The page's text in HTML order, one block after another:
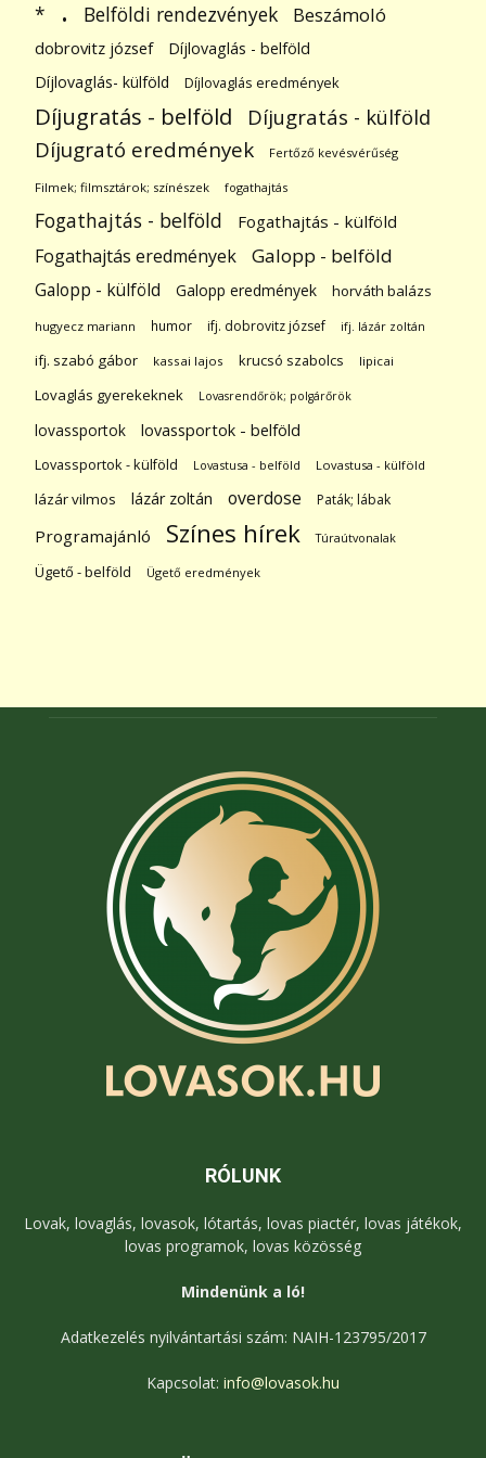
* . Belföldi rendezvények Beszámoló
dobrovitz józsef
Díjlovaglás - belföld
Díjlovaglás- külföld
Díjlovaglás eredmények
Díjugratás - belföld Díjugratás - külföld
Díjugrató eredmények Fertőző kevésvérűség
Filmek; filmsztárok; színészek fogathajtás
Fogathajtás - belföld Fogathajtás - külföld
Fogathajtás eredmények Galopp - belföld
Galopp - külföld Galopp eredmények horváth balázs
hugyecz mariann humor ifj. dobrovitz józsef ifj. lázár zoltán
ifj. szabó gábor kassai lajos krucsó szabolcs lipicai
Lovaglás gyerekeknek Lovasrendőrök; polgárőrök
lovassportok lovassportok - belföld
Lovassportok - külföld Lovastusa - belföld Lovastusa - külföld
lázár vilmos lázár zoltán overdose Paták; lábak
Programajánló Színes hírek Túraútvonalak
Ügető - belföld Ügető eredmények
RÓLUNK
Lovak, lovaglás, lovasok, lótartás, lovas piactér, lovas játékok,
lovas programok, lovas közösség
Mindenünk a ló!
Adatkezelés nyilvántartási szám: NAIH-123795/2017
Kapcsolat: info@lovasok.hu